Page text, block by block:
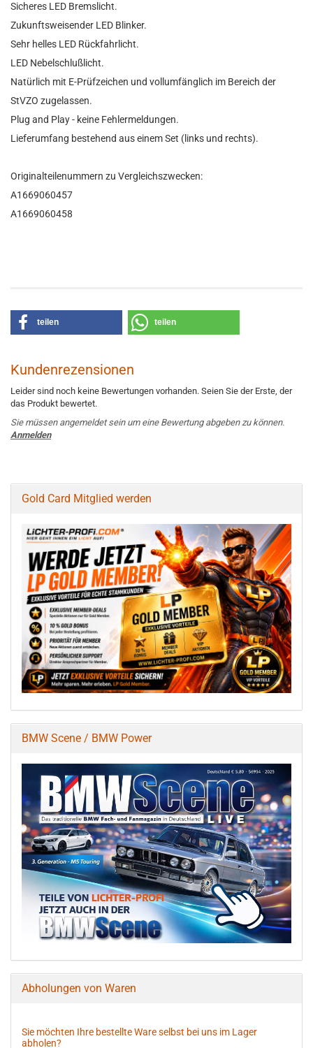
Sicheres LED Bremslicht.
Zukunftsweisender LED Blinker.
Sehr helles LED Rückfahrlicht.
LED Nebelschlußlicht.
Natürlich mit E-Prüfzeichen und vollumfänglich im Bereich der
StVZO zugelassen.
Plug and Play - keine Fehlermeldungen.
Lieferumfang bestehend aus einem Set (links und rechts).
Originalteilenummern zu Vergleichszwecken:
A1669060457
A1669060458
teilen teilen
Kundenrezensionen
Leider sind noch keine Bewertungen vorhanden. Seien Sie der Erste, der
das Produkt bewertet.
Sie müssen angemeldet sein um eine Bewertung abgeben zu können.
Anmelden
Gold Card Mitglied werden
BMW Scene / BMW Power
Abholungen von Waren
Sie möchten Ihre bestellte Ware selbst bei uns im Lager
abholen?